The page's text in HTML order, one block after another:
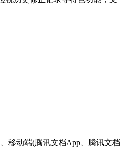
移动端(腾讯文档App、腾讯文档